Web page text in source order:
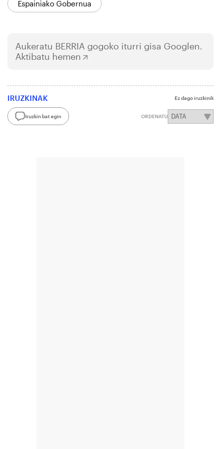
Espainiako Gobernua
Aukeratu BERRIA gogoko iturri gisa Googlen.
Aktibatu hemen
IRUZKINAK Ez dago iruzkinik
Iruzkin bat egin ORDENATU